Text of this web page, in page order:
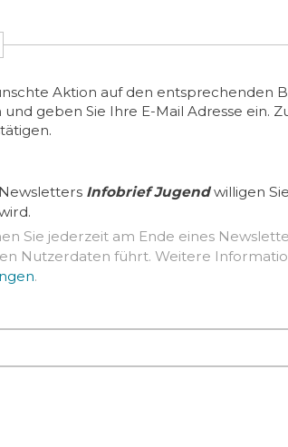
Aktion auf den entsprechenden
geben Sie Ihre E-Mail Adresse ein.
Infobrief Jugendwilligen
Sie jederzeit am Ende eines
Löschung der erhobenen
.